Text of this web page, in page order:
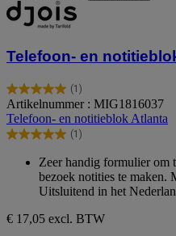
Telefoon- en
(1)
5.0
van
de
5
beoordeling
Artikelnummer : MIG1816037
Telefoon- en notitieblok Atlanta
(1)
5.0
sterren.
1
beoordeling
Zeer handig formulier om
bezoek notities te maken.
Uitsluitend in het
€ 17,05 excl. BTW